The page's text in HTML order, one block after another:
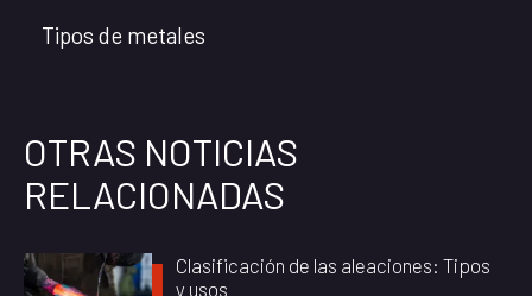
Tipos de metales
OTRAS NOTICIAS
RELACIONADAS
Clasificación de las aleaciones: Tipos
y usos